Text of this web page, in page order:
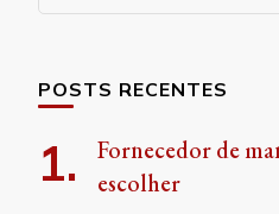
POSTS RECENTES
Fornecedor de
escolher